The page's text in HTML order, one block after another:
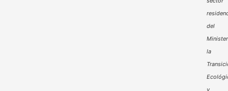
del
la
y